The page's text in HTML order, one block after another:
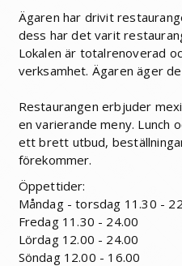
Ägaren har drivit
dess har det varit
Lokalen är totalrenoverad
verksamhet. Ägaren äger
Restaurangen erbjuder
en varierande meny. Lunch
ett brett utbud,
förekommer.
Öppettider:
Måndag - torsdag 11.30 -
Fredag 11.30 - 24.00
Lördag 12.00 - 24.00
Söndag 12.00 - 16.00